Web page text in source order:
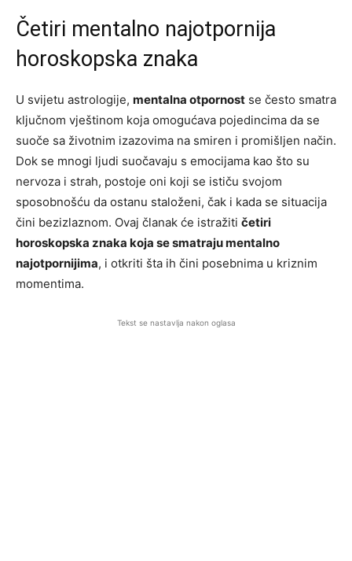
Četiri mentalno najotpornija
horoskopska znaka
U svijetu astrologije, mentalna otpornost se često smatra
ključnom vještinom koja omogućava pojedincima da se
suoče sa životnim izazovima na smiren i promišljen način.
Dok se mnogi ljudi suočavaju s emocijama kao što su
nervoza i strah, postoje oni koji se ističu svojom
sposobnošću da ostanu staloženi, čak i kada se situacija
čini bezizlaznom. Ovaj članak će istražiti četiri
horoskopska znaka koja se smatraju mentalno
najotpornijima, i otkriti šta ih čini posebnima u kriznim
momentima.
Tekst se nastavlja nakon oglasa